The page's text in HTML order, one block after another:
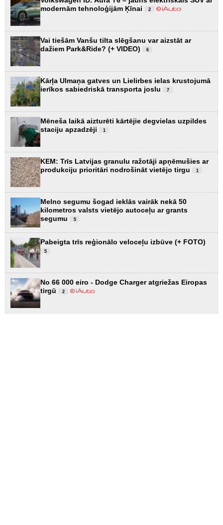
modernām tehnoloģijām Ķīnai
2
Vai tiešām Vanšu tilta slēgšanu var aizstāt ar
dažiem Park&Ride? (+ VIDEO)
6
Kārļa Ulmaņa gatves un Lielirbes ielas krustojumā
ierīkos sabiedriskā transporta joslu
7
Mēneša laikā aizturēti kārtējie degvielas uzpildes
staciju apzadzēji
1
KEM: Trīs Latvijas granulu ražotāji apņēmušies ar
produkciju prioritāri nodrošināt vietējo tirgu
1
Melno segumu šogad ieklās vairāk nekā 50
kilometros valsts vietējo autoceļu ar grants
segumu
5
Pabeigta trīs reģionālo veloceļu izbūve (+ FOTO)
5
No 66 000 eiro - Dodge Charger atgriežas Eiropas
tirgū
2